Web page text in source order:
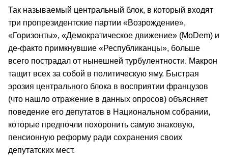
Так называемый центральный блок, в который входят
три пропрезидентские партии «Возрождение»,
«Горизонты», «Демократическое движение» (MoDem) и
де-факто примкнувшие «Республиканцы», больше
всего пострадал от нынешней турбулентности. Макрон
тащит всех за собой в политическую яму. Быстрая
эрозия центрального блока в восприятии французов
(что нашло отражение в данных опросов) объясняет
поведение его депутатов в Национальном собрании,
которые предпочли похоронить самую знаковую,
пенсионную реформу ради сохранения своих
депутатских мест.